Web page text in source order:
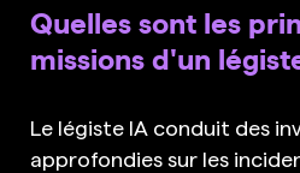
Quelles sont les
missions d'un
Le légiste IA conduit des
approfondies sur les